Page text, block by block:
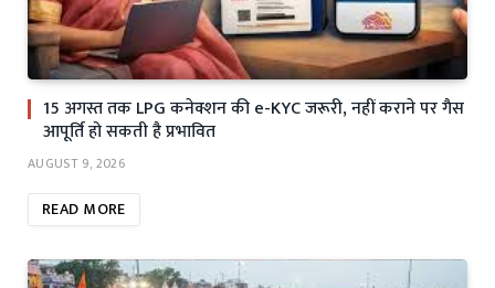
15 अगस्त तक LPG कनेक्शन की e-KYC जरूरी, नहीं कराने पर गैस
आपूर्ति हो सकती है प्रभावित
AUGUST 9, 2026
READ MORE